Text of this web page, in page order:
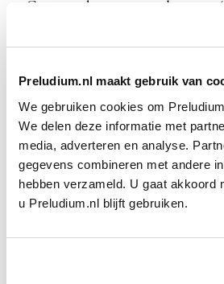
Preludium.nl maakt gebruik van
We gebruiken cookies om
We delen deze informatie met
media, adverteren en analyse.
gegevens combineren met andere
hebben verzameld. U gaat akkoord
u Preludium.nl blijft gebruiken.
Geen resultaten gevonden voor